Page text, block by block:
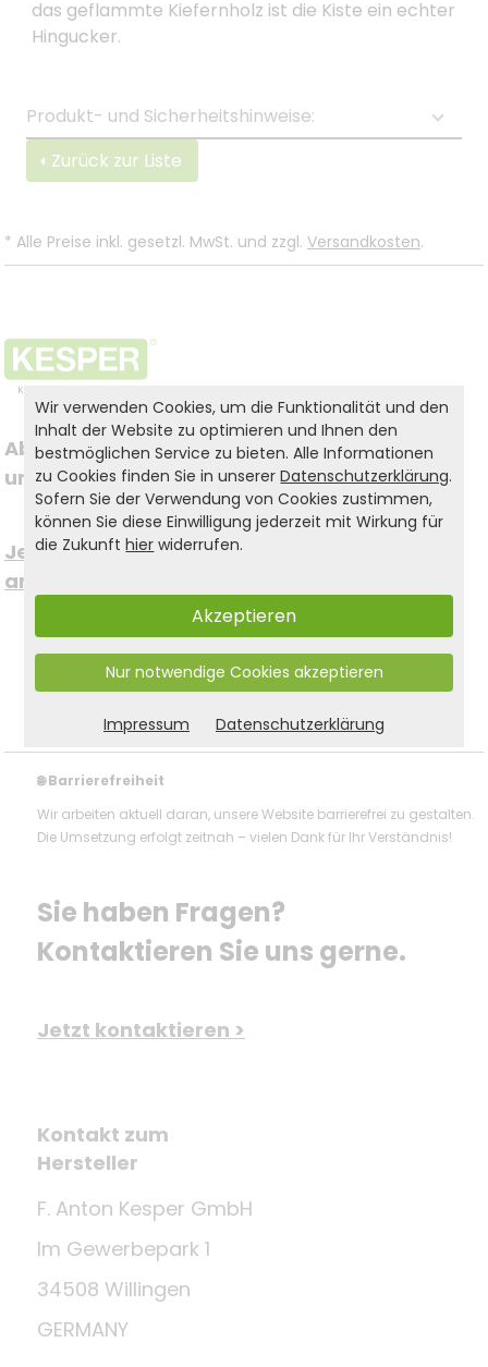
das geflammte Kiefernholz ist die Kiste ein echter
Hingucker.
Produkt- und Sicherheitshinweise:
Zurück zur Liste
* Alle Preise inkl. gesetzl. MwSt. und zzgl. Versandkosten.
Abonnieren Sie jetzt
unseren Newsletter
Jetzt kostenfrei
anmelden >
Folgen Sie uns auf
Social Media
Laufenden zu bleiben.
🌐Barrierefreiheit
Wir arbeiten aktuell daran, unsere Website barrierefrei zu gestalten.
Die Umsetzung erfolgt zeitnah – vielen Dank für Ihr Verständnis!
Sie haben Fragen?
Kontaktieren Sie uns gerne.
Jetzt kontaktieren >
Kontakt zum
Hersteller
F. Anton Kesper GmbH
Im Gewerbepark 1
34508 Willingen
GERMANY
Wir verwenden Cookies, um die Funktionalität und den
Inhalt der Website zu optimieren und Ihnen den
bestmöglichen Service zu bieten. Alle Informationen
zu Cookies finden Sie in unsererDatenschutzerklärung.
Sofern Sie der Verwendung von Cookies zustimmen,
können Sie diese Einwilligung jederzeit mit Wirkung für
die Zukunfthier widerrufen.
Akzeptieren
Nur notwendige Cookies akzeptieren
Impressum Datenschutzerklärung